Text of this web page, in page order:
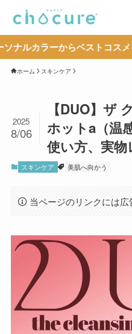
らベストコスメを探す。
ホーム スキンケア
【DUO】ザ
ホットa（温
使い方、実
2025
8/06
スキンケア 美肌へ向かう
当ページのリンクには広